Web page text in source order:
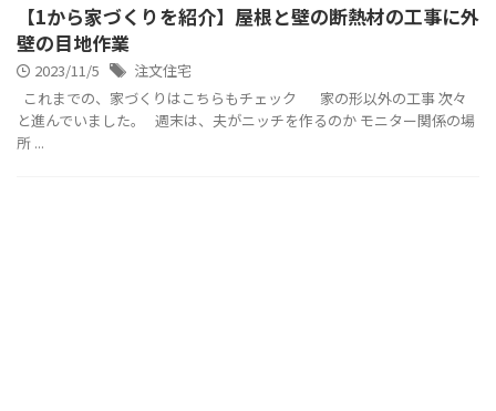
【1から家づくりを紹介】屋根と壁の断熱材の工事に外
壁の目地作業
2023/11/5
注文住宅
これまでの、家づくりはこちらもチェック 家の形以外の工事 次々
と進んでいました。 週末は、夫がニッチを作るのか モニター関係の場
所 ...